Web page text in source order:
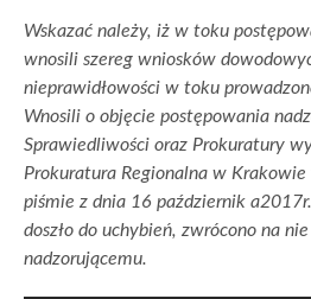
Wskazać należy, iż w toku
wnosili szereg wniosków
nieprawidłowości w toku
Wnosili o objęcie postępowania
Sprawiedliwości oraz Prokuratury
Prokuratura Regionalna w
piśmie z dnia 16 październik
doszło do uchybień, zwrócono na
nadzorującemu.